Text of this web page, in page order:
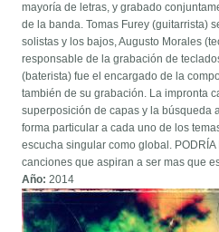
mayoría de letras, y grabado
de la banda. Tomas Furey (guitarrista)
solistas y los bajos, Augusto Morales
responsable de la grabación de
(baterista) fue el encargado de la
también de su grabación. La impronta
superposición de capas y la búsqueda
forma particular a cada uno de los
escucha singular como global.
canciones que aspiran a ser mas que
Año:2014